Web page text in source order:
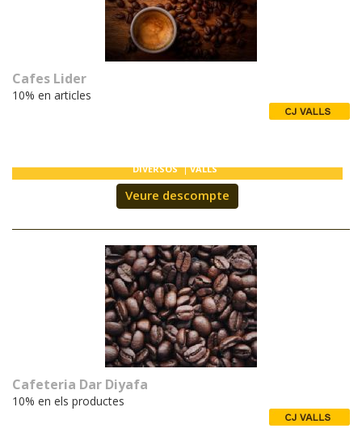
Cafes Lider
10% en articles
DIVERSOS VALLS
Veure descompte
Cafeteria Dar Diyafa
10% en els productes